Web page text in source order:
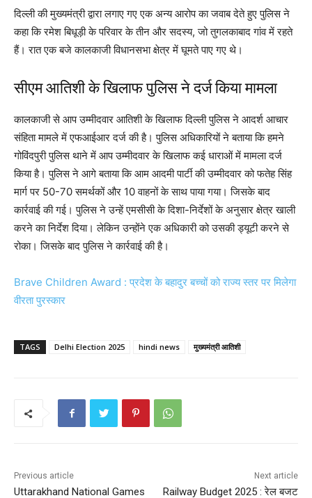
दिल्ली की मुख्यमंत्री द्वारा लगाए गए एक अन्य आरोप का जवाब देते हुए पुलिस ने
कहा कि रमेश बिधूड़ी के परिवार के तीन और सदस्य, जो तुगलकाबाद गांव में रहते
हैं। रात एक बजे कालकाजी विधानसभा क्षेत्र में घूमते पाए गए थे।
सीएम आतिशी के खिलाफ पुलिस ने दर्ज किया मामला
कालकाजी से आप उम्मीदवार आतिशी के खिलाफ दिल्ली पुलिस ने आदर्श आचार
संहिता मामले में एफआईआर दर्ज की है। पुलिस अधिकारियों ने बताया कि हमने
गोविंदपुरी पुलिस थाने में आप उम्मीदवार के खिलाफ कई धाराओं में मामला दर्ज
किया है। पुलिस ने आगे बताया कि आम आदमी पार्टी की उम्मीदवार को फतेह सिंह
मार्ग पर 50-70 समर्थकों और 10 वाहनों के साथ पाया गया। जिसके बाद
कार्रवाई की गई। पुलिस ने उन्हें एमसीसी के दिशा-निर्देशों के अनुसार क्षेत्र खाली
करने का निर्देश दिया। लेकिन उन्होंने एक अधिकारी को उसकी ड्यूटी करने से
रोका। जिसके बाद पुलिस ने कार्रवाई की है।
Brave Children Award : प्रदेश के बहादुर बच्चों को राज्य स्तर पर मिलेगा
वीरता पुरस्कार
TAGS Delhi Election 2025 hindi news मुख्यमंत्री आतिशी
Previous article
Uttarakhand National Games
Next article
Railway Budget 2025 : रेल बजट